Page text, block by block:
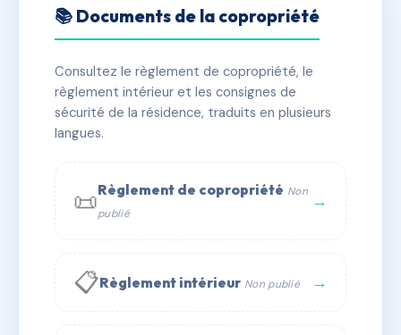
SDC 77 RUE SADI CARNOT
✓ Immatriculée 🏠 35 lots 🏗 4 bâtiment(s)
📞 Contacter Syndic Digital
📚 Documents de la copropriété
Consultez le règlement de copropriété, le
règlement intérieur et les consignes de
sécurité de la résidence, traduits en plusieurs
langues.
📜Règlement de copropriété Non
publié
→
📋Règlement intérieur Non publié →